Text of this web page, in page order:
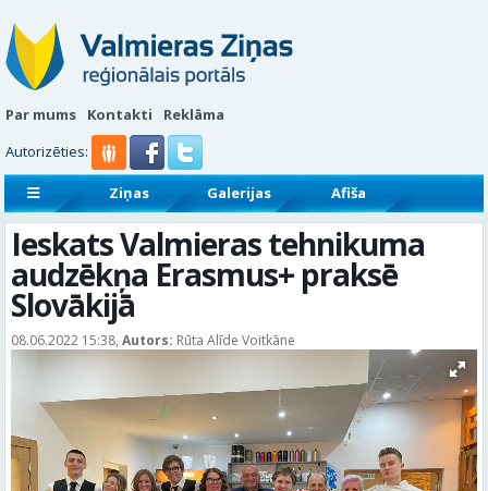
Par mums Kontakti
Reklāma
Autorizēties:
Ziņas Galerijas
Afiša
Sludinājumi
Reklāmraksti
Ieskats Valmieras tehnikuma
audzēkņa Erasmus+ praksē
Slovākijā
08.06.2022 15:38, Autors: Rūta Alīde Voitkāne